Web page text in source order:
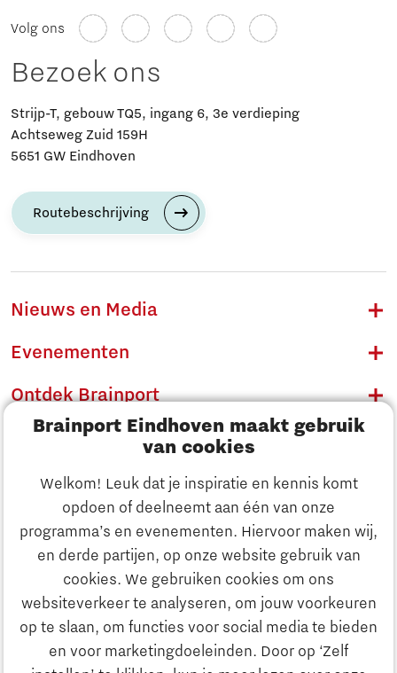
Brainport Eindhoven maakt gebruik
van cookies
Welkom! Leuk dat je inspiratie en kennis komt
opdoen of deelneemt aan één van onze
programma’s en evenementen. Hiervoor maken wij,
en derde partijen, op onze website gebruik van
cookies. We gebruiken cookies om ons
websiteverkeer te analyseren, om jouw voorkeuren
op te slaan, om functies voor social media te bieden
en voor marketingdoeleinden. Door op ‘Zelf
Ontdek Brainport
Innovatie
Volg ons
Bezoek ons
Strijp-T, gebouw TQ5, ingang 6, 3e verdieping
Achtseweg Zuid 159H
5651 GW Eindhoven
Routebeschrijving
Nieuws en Media
Evenementen
Ontdek Brainport
Innovatie
Ondernemen
Onderwijs
Maatschappelijk
Strategie & Organisatie
Zoeken